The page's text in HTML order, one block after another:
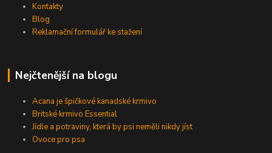
Kontakty
Blog
Reklamační formulář ke stažení
Nejčtenější na blogu
Acana je špičkové kanadské krmivo
Britské krmivo Essential
Jídle a potraviny, která by psi neměli nikdy jíst
Ovoce pro psa